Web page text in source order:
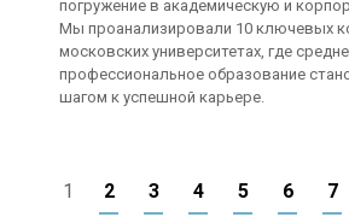
погружение в академическую и
Мы проанализировали 10 ключевых
московских университетах, где
профессиональное образование
шагом к успешной карьере.
1 2 3 4 5 6 7